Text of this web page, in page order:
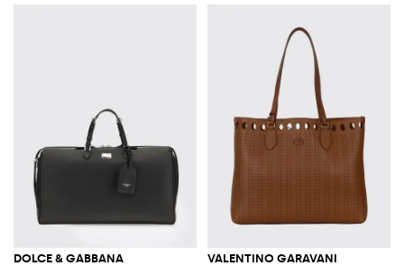
DOLCE & GABBANA VALENTINO GARAVANI